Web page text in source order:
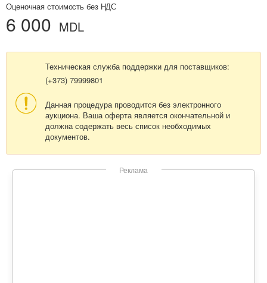
Оценочная стоимость без НДС
6 000 MDL
Техническая служба поддержки для поставщиков:
(+373) 79999801
Данная процедура проводится без электронного
аукциона. Ваша оферта является окончательной и
должна содержать весь список необходимых
документов.
Реклама